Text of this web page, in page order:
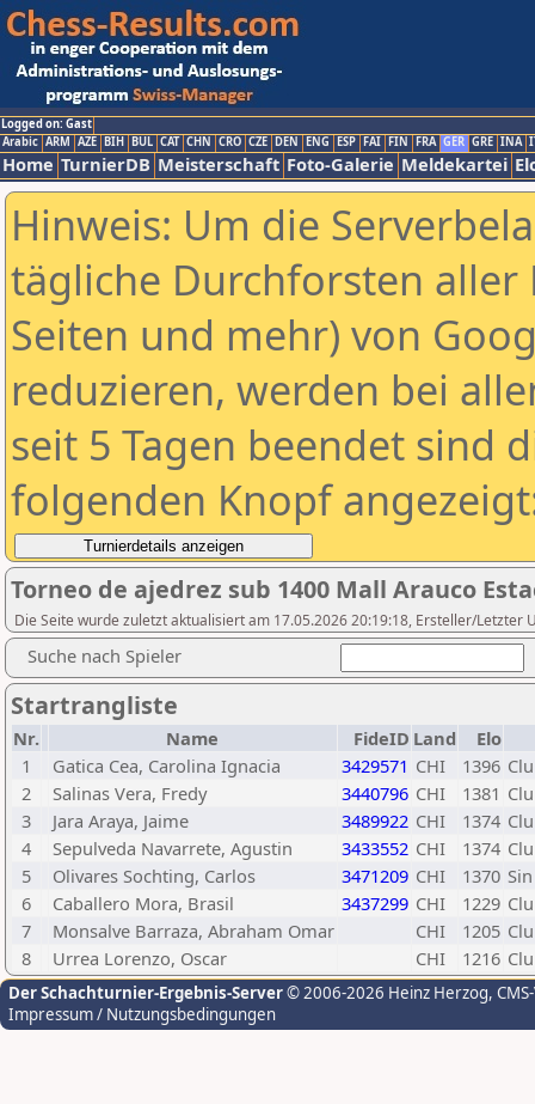
Logged on: Gast
Arabic ARM AZE BIH BUL CAT CHN CRO CZE DEN ENG ESP FAI FIN FRA GER GRE INA
Home TurnierDB Meisterschaft Foto-Galerie Meldekartei
Hinweis: Um die
tägliche Durchforsten aller
Seiten und mehr) von
reduzieren, werden bei
seit 5 Tagen beendet sind
folgenden Knopf
Torneo de ajedrez sub 1400 Mall Arauco
Die Seite wurde zuletzt aktualisiert am 17.05.2026 20:19:18, Ersteller/Letzter
Suche nach Spieler
Startrangliste
Nr. Name FideID Land
Elo
1
Gatica Cea, Carolina Ignacia 3429571 CHI 1396
2
Salinas Vera, Fredy 3440796 CHI 1381
3
Jara Araya, Jaime 3489922 CHI 1374
4
Sepulveda Navarrete, Agustin 3433552 CHI 1374
5
Olivares Sochting, Carlos 3471209 CHI 1370
6
Caballero Mora, Brasil 3437299 CHI 1229
7
Monsalve Barraza, Abraham Omar CHI 1205
8
Urrea Lorenzo, Oscar CHI 1216
Der Schachturnier-Ergebnis-Server© 2006-2026 Heinz Herzog,
Impressum / Nutzungsbedingungen